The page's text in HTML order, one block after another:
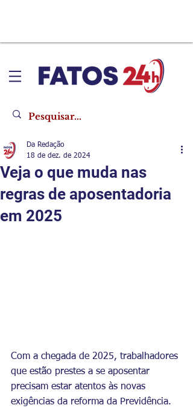
Veja o que muda nas
regras de aposentadoria
em 2025
Da Redação
18 de dez. de 2024
Com a chegada de 2025, trabalhadores
que estão prestes a se aposentar
precisam estar atentos às novas
exigências da reforma da Previdência.